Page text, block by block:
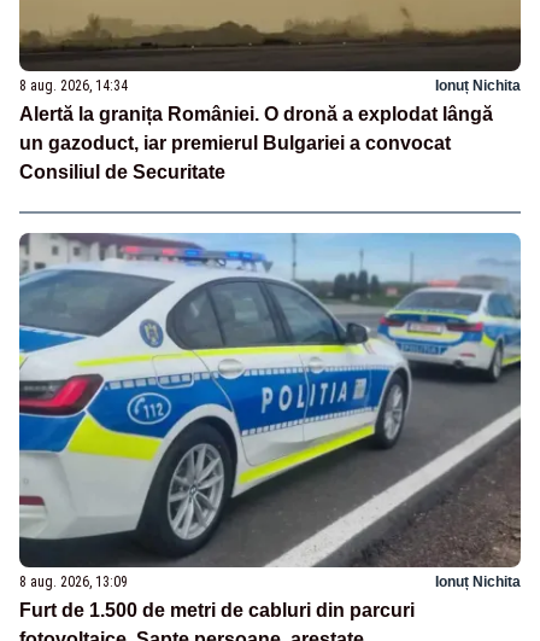
8 aug. 2026, 14:34 Ionuț Nichita
Alertă la granița României. O dronă a explodat lângă
un gazoduct, iar premierul Bulgariei a convocat
Consiliul de Securitate
8 aug. 2026, 13:09 Ionuț Nichita
Furt de 1.500 de metri de cabluri din parcuri